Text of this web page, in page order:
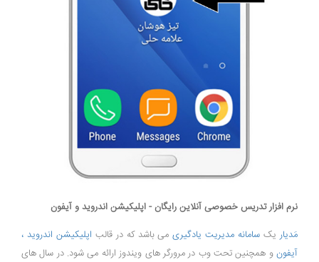
نرم افزار تدریس خصوصی آنلاین رایگان - اپلیکیشن اندروید و آیفون
مَدیاریک سامانه مدیریت یادگیریمی باشد که در قالب اپلیکیشن اندروید ،
آیفون و همچنین تحت وب در مرورگر های ویندوز ارائه می شود. در سال های